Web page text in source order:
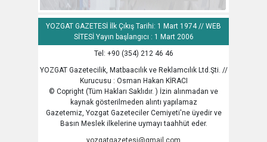
YOZGAT GAZETESİ İlk Çıkış Tarihi: 1 Mart 1974 // WEB
SİTESİ Yayın başlangıcı : 1 Mart 2006
Tel: +90 (354) 212 46 46
YOZGAT Gazetecilik, Matbaacılık ve Reklamcılık Ltd.Şti. //
Kurucusu : Osman Hakan KİRACI
© Copright (Tüm Hakları Saklıdır. ) İzin alınmadan ve
kaynak gösterilmeden alıntı yapılamaz
Gazetemiz, Yozgat Gazeteciler Cemiyeti'ne üyedir ve
Basın Meslek ilkelerine uymayı taahhüt eder.
yozgatgazetesi@gmail.com